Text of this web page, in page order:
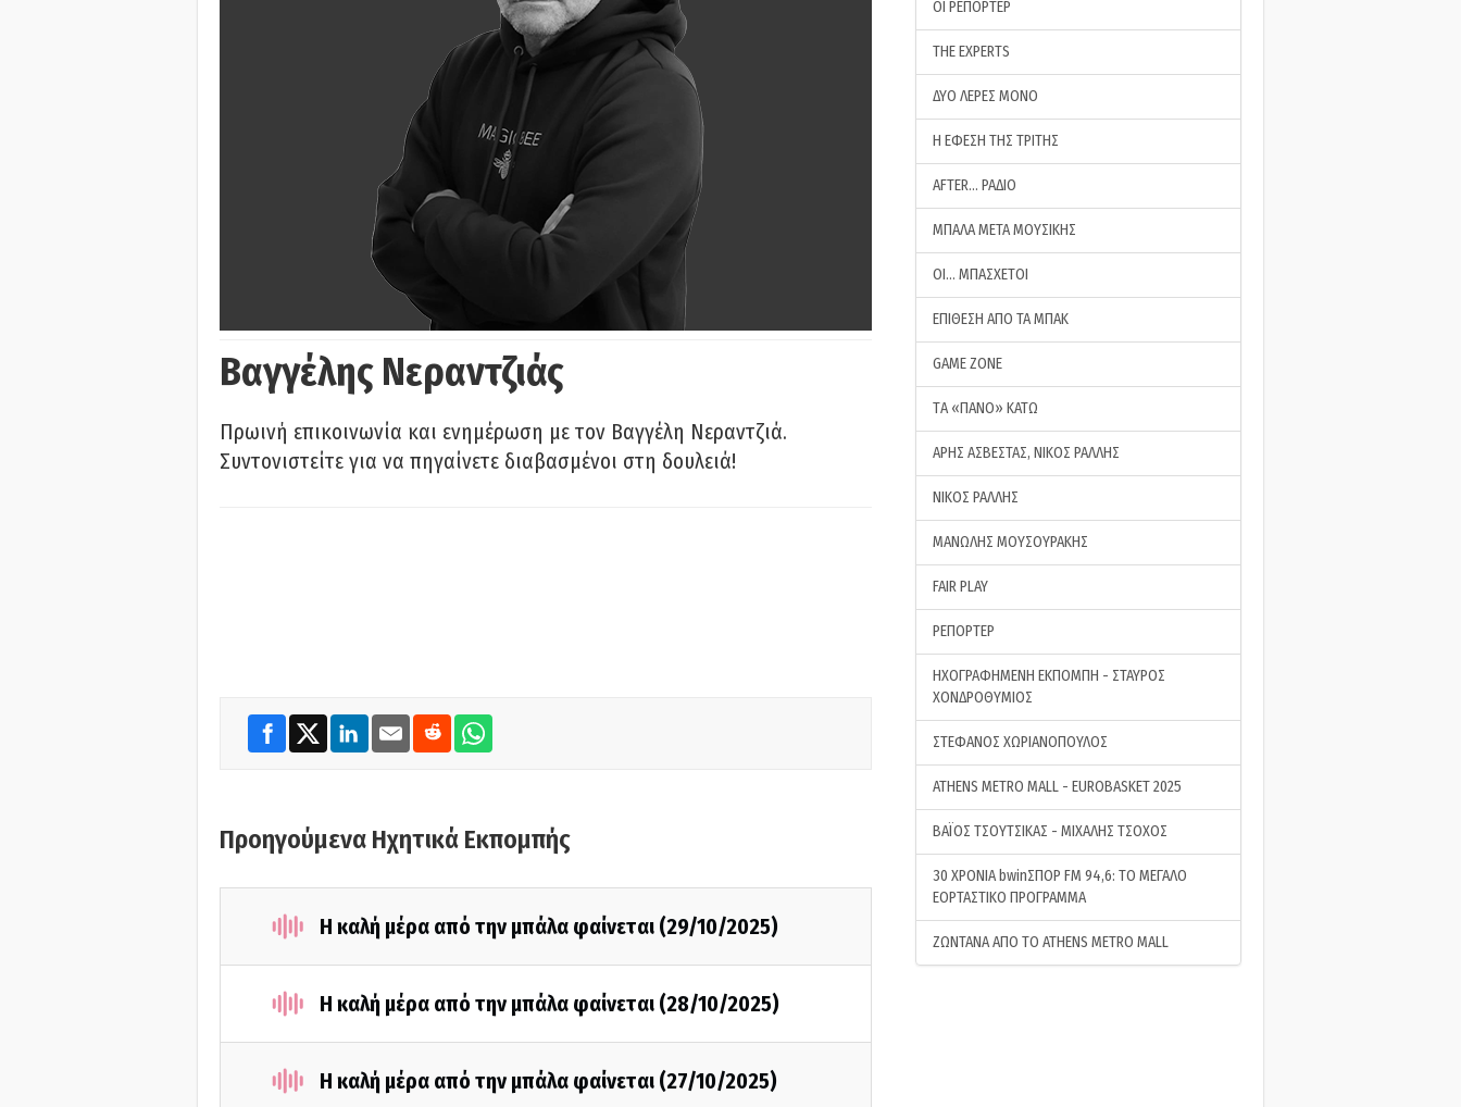
Βαγγέλης Νεραντζιάς
Πρωινή επικοινωνία και ενημέρωση με τον Βαγγέλη Νεραντζιά.
Συντονιστείτε για να πηγαίνετε διαβασμένοι στη δουλειά!
Προηγούμενα Ηχητικά Εκπομπής
Η καλή μέρα από την μπάλα φαίνεται (29/10/2025)
Η καλή μέρα από την μπάλα φαίνεται (28/10/2025)
Η καλή μέρα από την μπάλα φαίνεται (27/10/2025)
ΟΙ ΡΕΠΟΡΤΕΡ
THE EXPERTS
ΔΥΟ ΛΕΡΕΣ ΜΟΝΟ
Η ΕΦΕΣΗ ΤΗΣ ΤΡΙΤΗΣ
AFTER… ΡΑΔΙΟ
ΜΠΑΛΑ ΜΕΤΑ ΜΟΥΣΙΚΗΣ
ΟΙ… ΜΠΑΣΧΕΤΟΙ
ΕΠΙΘΕΣΗ ΑΠΟ ΤΑ ΜΠΑΚ
GAME ZONE
ΤA «ΠΑΝΟ» ΚΑΤΩ
ΑΡΗΣ ΑΣΒΕΣΤΑΣ, ΝΙΚΟΣ ΡΑΛΛΗΣ
ΝΙΚΟΣ ΡΑΛΛΗΣ
ΜΑΝΩΛΗΣ ΜΟΥΣΟΥΡΑΚΗΣ
FAIR PLAY
ΡΕΠΟΡΤΕΡ
ΗΧΟΓΡΑΦΗΜΕΝΗ ΕΚΠΟΜΠΗ - ΣΤΑΥΡΟΣ
ΧΟΝΔΡΟΘΥΜΙΟΣ
ΣΤΕΦΑΝΟΣ ΧΩΡΙΑΝΟΠΟΥΛΟΣ
ATHENS METRO MALL - EUROBASKET 2025
ΒΑΪΟΣ ΤΣΟΥΤΣΙΚΑΣ - ΜΙΧΑΛΗΣ ΤΣΟΧΟΣ
30 ΧΡΟΝΙΑ bwinΣΠΟΡ FM 94,6: ΤΟ ΜΕΓΑΛΟ
ΕΟΡΤΑΣΤΙΚΟ ΠΡΟΓΡΑΜΜΑ
ΖΩΝΤΑΝΑ ΑΠΟ ΤΟ ATHENS METRO MALL